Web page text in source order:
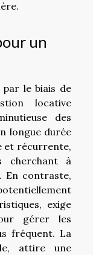
un
le biais de
locative
des
longue durée
et récurrente,
cherchant à
En contraste,
exige
gérer les
fréquent. La
attire une